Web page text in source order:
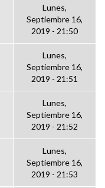
Lunes,
Septiembre 16,
2019 - 21:50
Lunes,
Septiembre 16,
2019 - 21:51
Lunes,
Septiembre 16,
2019 - 21:52
Lunes,
Septiembre 16,
2019 - 21:53